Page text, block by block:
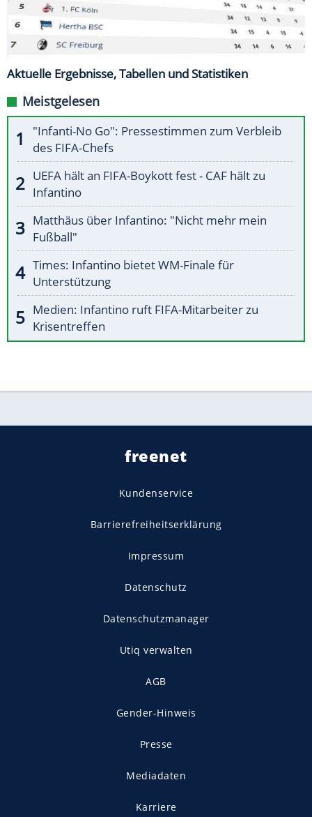
Aktuelle Ergebnisse, Tabellen und Statistiken
Meistgelesen
"Infanti-No Go": Pressestimmen zum Verbleib
des FIFA-Chefs
UEFA hält an FIFA-Boykott fest - CAF hält zu
Infantino
Matthäus über Infantino: "Nicht mehr mein
Fußball"
Times: Infantino bietet WM-Finale für
Unterstützung
Medien: Infantino ruft FIFA-Mitarbeiter zu
Krisentreffen
freenet
Kundenservice
Barrierefreiheitserklärung
Impressum
Datenschutz
Datenschutzmanager
Utiq verwalten
AGB
Gender-Hinweis
Presse
Mediadaten
Karriere